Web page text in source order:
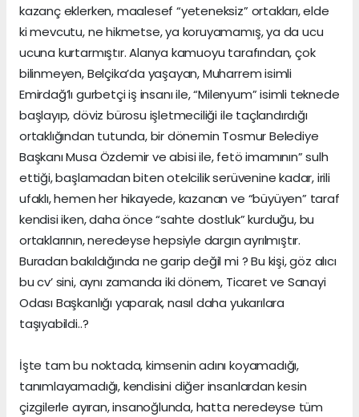
kazanç eklerken, maalesef “yeteneksiz” ortakları, elde
ki mevcutu, ne hikmetse, ya koruyamamış, ya da ucu
ucuna kurtarmıştır. Alanya kamuoyu tarafından, çok
bilinmeyen, Belçika’da yaşayan, Muharrem isimli
Emirdağ’lı gurbetçi iş insanı ile, “Milenyum” isimli teknede
başlayıp, döviz bürosu işletmeciliği ile taçlandırdığı
ortaklığından tutunda, bir dönemin Tosmur Belediye
Başkanı Musa Özdemir ve abisi ile, fetö imamının” sulh
ettiği, başlamadan biten otelcilik serüvenine kadar, irili
ufaklı, hemen her hikayede, kazanan ve “büyüyen” taraf
kendisi iken, daha önce “sahte dostluk” kurduğu, bu
ortaklarının, neredeyse hepsiyle dargın ayrılmıştır.
Buradan bakıldığında ne garip değil mi ? Bu kişi, göz alıcı
bu cv’ sini, aynı zamanda iki dönem, Ticaret ve Sanayi
Odası Başkanlığı yaparak, nasıl daha yukarılara
taşıyabildi..?
İşte tam bu noktada, kimsenin adını koyamadığı,
tanımlayamadığı, kendisini diğer insanlardan kesin
çizgilerle ayıran, insanoğlunda, hatta neredeyse tüm